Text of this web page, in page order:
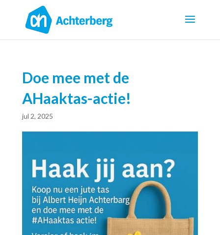
Doe mee met de
AHaaktas-actie!
jul 2, 2025